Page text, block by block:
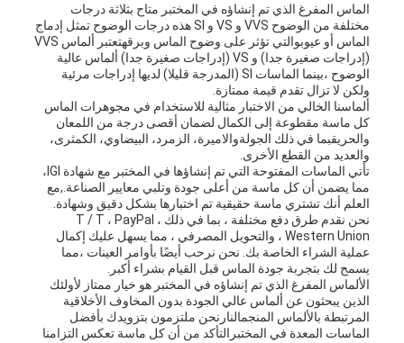
الماس المفرغ الذي تم إنشاؤه في المختبر متاح بثلاثة درجات
مختلفة من الوضوح VVS و VS و SI هذه درجات الوضوح تمثل إدماج
الماس أو عيوبوالتي تؤثر على وضوح الماس وبرقهتعتبر ألماس VVS
(إدراجات صغيرة جدا) و VS (إدراجات صغيرة جدا) ألماس عالية
الوضوح ،بينما الماسات SI (المدرجة قليلا) لديها إدراجات مرئية
ولكن لا تزال تقدم قيمة ممتازة.
ألماسنا الخالي من الاختبار مثالية للاستخدام في مجوهرات الماس
كل ماسة مقطوعة إلى الكمال لضمان أقصى درجة من اللمعان
والحريقبما في ذلك الجولةوالاميرة، الزمرد، البيضاوي، الكمثرى،
والعديد من القطع الأخرى.
تأتي الماسات المفتوحة التي تم إنشاؤها في المختبر مع شهادة IGI،
مما يضمن أن كل ماسة من أعلى جودة وتلبي معايير الصناعة.,مع
العلم أنك تشتري ماسة حقيقية تم اختبارها بشكل دقيق وشهادة.
نحن نقدم طرق دفع مختلفة ، بما في ذلك T / T ، PayPal ،
Western Union ، والتحويل المصرفي ، مما يسهل عليك إكمال
عملية الشراء الخاصة بك. نحن نرحب أيضًا بأوامر العينات ،مما
يسمح لك بتجربة جودة الماس قبل القيام بشراء أكبر.
الألماس المفرغ الذي تم إنشاؤه في المختبر هو خيار ممتاز لأولئك
الذين يبحثون عن ألماس عالي الجودة بدون المخاوف الأخلاقية
المرتبطة بالألماس المنجمالنارنحن ملتزمون بتزويدك بأفضل
الماسات المعدة في المختبرالتأكد من أن كل ماسة تعكس التزامنا